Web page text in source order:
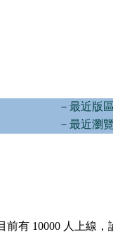
－最近版
－最近瀏
前有 10000 人上線